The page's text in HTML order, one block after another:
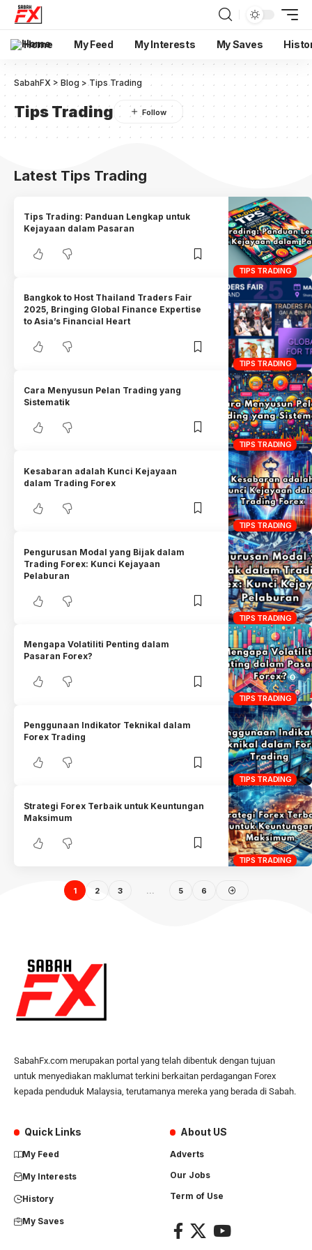
Home My Feed My Interests My Saves
SabahFX > Blog >Tips Trading
Tips Trading
Latest Tips Trading
TIPS TRADING
Tips Trading: Panduan Lengkap untuk
Kejayaan dalam Pasaran
TIPS TRADING
Bangkok to Host Thailand Traders Fair
2025, Bringing Global Finance Expertise
to Asia’s Financial Heart
TIPS TRADING
Cara Menyusun Pelan Trading yang
Sistematik
TIPS TRADING
Kesabaran adalah Kunci Kejayaan
dalam Trading Forex
TIPS TRADING
Pengurusan Modal yang Bijak dalam
Trading Forex: Kunci Kejayaan
Pelaburan
TIPS TRADING
Mengapa Volatiliti Penting dalam
Pasaran Forex?
TIPS TRADING
Penggunaan Indikator Teknikal dalam
Forex Trading
TIPS TRADING
Strategi Forex Terbaik untuk Keuntungan
Maksimum
1 2 3 5 6
SabahFx.com merupakan portal yang telah dibentuk dengan tujuan
untuk menyediakan maklumat terkini berkaitan perdagangan Forex
kepada penduduk Malaysia, terutamanya mereka yang berada di Sabah.
Quick Links
My Feed
My Interests
History
My Saves
About US
Adverts
Our Jobs
Term of Use